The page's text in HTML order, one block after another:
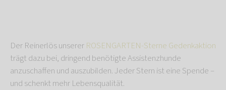
Der Reinerlös unserer ROSENGARTEN-Sterne Gedenkaktion
trägt dazu bei, dringend benötigte Assistenzhunde
anzuschaffen und auszubilden. Jeder Stern ist eine Spende –
und schenkt mehr Lebensqualität.